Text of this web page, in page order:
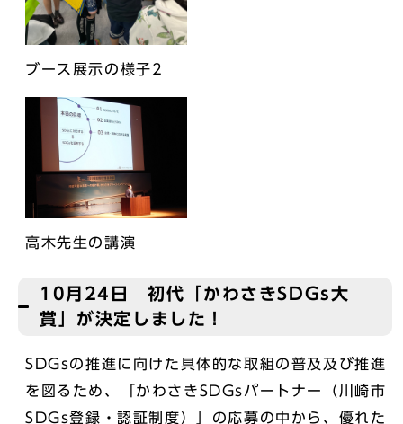
ブース展示の様子2
高木先生の講演
10月24日 初代「かわさきSDGs大
賞」が決定しました！
SDGsの推進に向けた具体的な取組の普及及び推進
を図るため、「かわさきSDGsパートナー（川崎市
SDGs登録・認証制度）」の応募の中から、優れた